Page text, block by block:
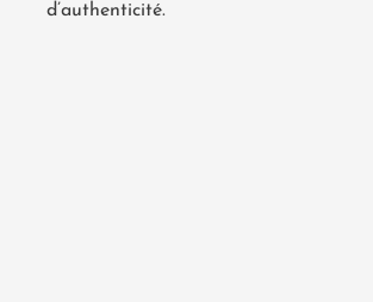
d’authenticité.